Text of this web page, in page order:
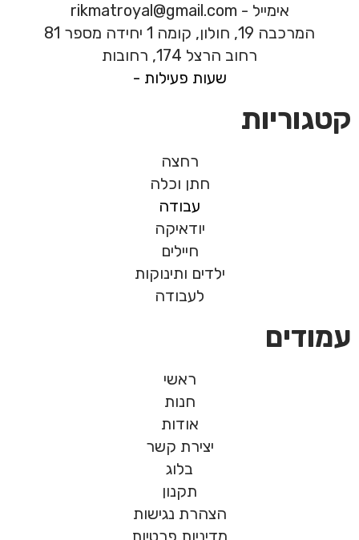
אימייל - rikmatroyal@gmail.com
המרכבה 19, חולון, קומה 1 יחידה מספר 81
רחוב הרצל 174, רחובות
שעות פעילות -
קטגוריות
רחצה
חתן וכלה
עבודה
יודאיקה
חיילים
ילדים ותינוקות
לעבודה
עמודים
ראשי
חנות
אודות
יצירת קשר
בלוג
תקנון
הצהרת נגישות
מדיניות פרטיות